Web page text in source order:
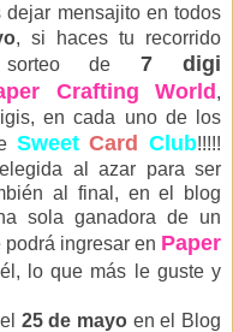
dejar mensajito en todos
, si haces tu recorrido
de 7 digi
Crafting World,
en cada uno de los
Sweet Card Club!!!!!
al azar para ser
al final, en el blog
sola ganadora de un
podrá ingresar en Paper
lo que más le guste y
25 de mayoen el Blog